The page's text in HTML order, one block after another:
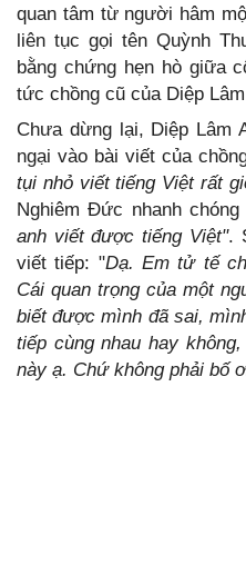
quan tâm từ người hâm
liên tục gọi tên Quỳnh
bằng chứng hẹn hò giữa
tức chồng cũ của Diệp
Chưa dừng lại, Diệp Lâm
ngại vào bài viết của
tụi nhỏ viết tiếng Việt rất
Nghiêm Đức nhanh chóng
anh viết được tiếng Việt".
viết tiếp: "Dạ. Em tử tế
Cái quan trọng của một
biết được mình đã sai,
tiếp cùng nhau hay
này ạ. Chứ không phải bố